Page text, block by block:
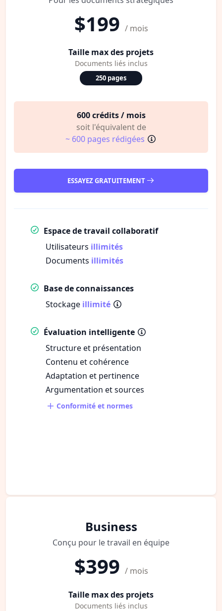
$199 / mois
Taille max des projets
Documents liés inclus
250 pages
600 crédits / mois
soit l'équivalent de
~ 600 pages rédigées
ESSAYEZ GRATUITEMENT
Espace de travail collaboratif
Utilisateurs illimités
Documents illimités
Base de connaissances
Stockage illimité
Évaluation intelligente
Structure et présentation
Contenu et cohérence
Adaptation et pertinence
Argumentation et sources
Conformité et normes
Business
Conçu pour le travail en équipe
$399 / mois
Taille max des projets
Documents liés inclus